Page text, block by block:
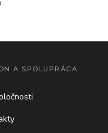
A SPOLUPRÁCA